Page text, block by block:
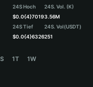
24S Hoch
$0.0{4}7019
24S Tief
$0.0{4}6326
24S. Vol. (K)
3.56M
24S. Vol(USDT)
251
1T 1W